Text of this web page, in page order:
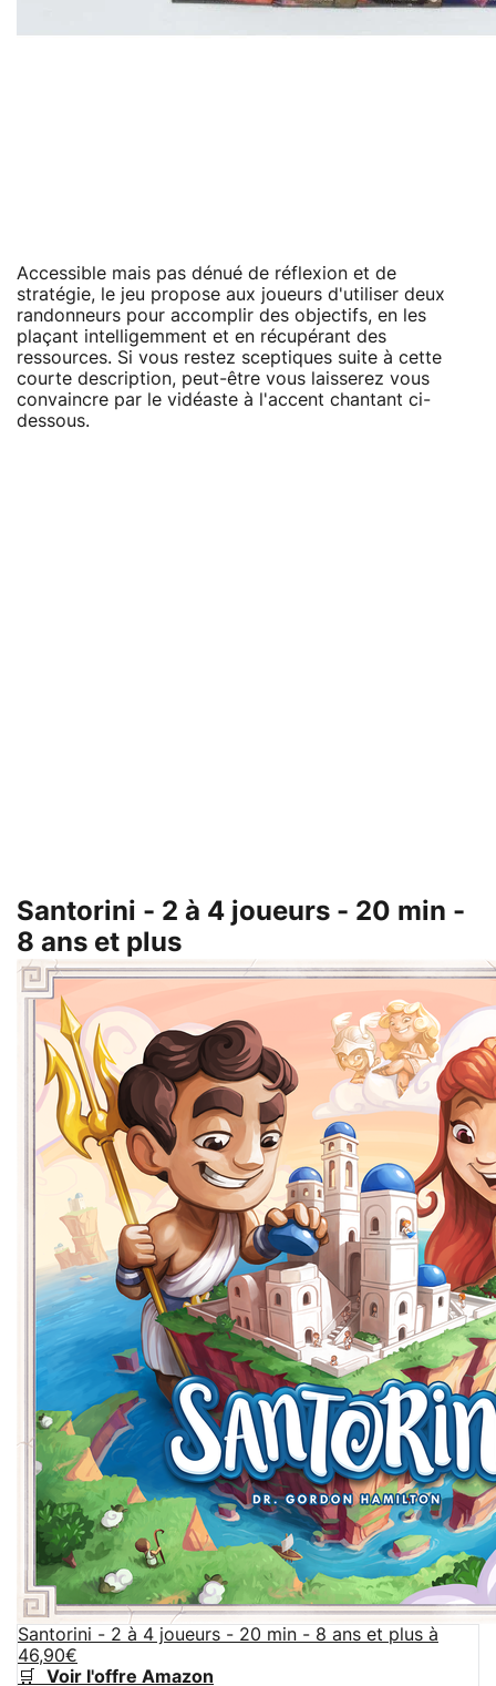
Accessible mais pas dénué de réflexion et de
stratégie, le jeu propose aux joueurs d'utiliser deux
randonneurs pour accomplir des objectifs, en les
plaçant intelligemment et en récupérant des
ressources. Si vous restez sceptiques suite à cette
courte description, peut-être vous laisserez vous
convaincre par le vidéaste à l'accent chantant ci-
dessous.
Santorini - 2 à 4 joueurs - 20 min -
8 ans et plus
Santorini - 2 à 4 joueurs - 20 min - 8 ans et plus à
46,90€
🛒 Voir l'offre Amazon